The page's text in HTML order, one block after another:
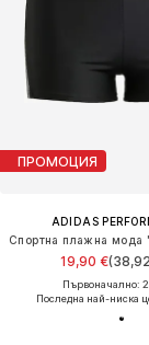
ПРОМОЦИЯ
ADIDAS
19,90 €
Първоначално:
Последна най-ниска